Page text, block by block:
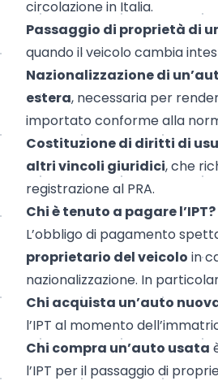
circolazione in Italia.
Passaggio di proprietà di
quando il veicolo cambia
Nazionalizzazione di
estera, necessaria per
importato conforme alla
Costituzione di diritti di
altri vincoli giuridici, che
registrazione al PRA.
Chi è tenuto a pagare l’IPT?
L’obbligo di pagamento
proprietario del veicolo in
nazionalizzazione. In
Chi acquista un’auto
l’IPT al momento
Chi compra un’auto usata
l’IPT per il passaggio di